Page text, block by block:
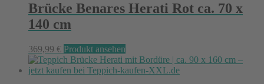
Brücke Benares Herati Rot ca. 70 x
140 cm
369,99 € Produkt ansehen